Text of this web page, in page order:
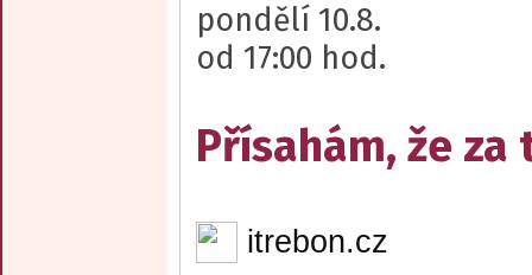
pondělí 10.8.
od 17:00 hod.
Přísahám, že za
itrebon.cz